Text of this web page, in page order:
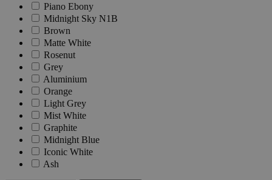
Piano Ebony
Midnight Sky N1B
Brown
Matte White
Rosenut
Grey
Aluminium
Orange
Light Grey
Mist White
Graphite
Midnight Blue
Iconic White
Ash